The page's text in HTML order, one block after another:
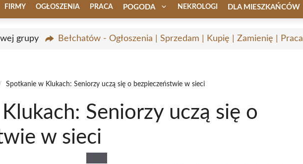
FIRMY OGŁOSZENIA PRACA POGODA NEKROLOGI DLA MIESZKAŃCÓW
grupy Bełchatów - Ogłoszenia | Sprzedam | Kupię | Zamienię | Praca
Spotkanie w Klukach: Seniorzy uczą się o bezpieczeństwie w sieci
Seniorzy uczą się o
w sieci